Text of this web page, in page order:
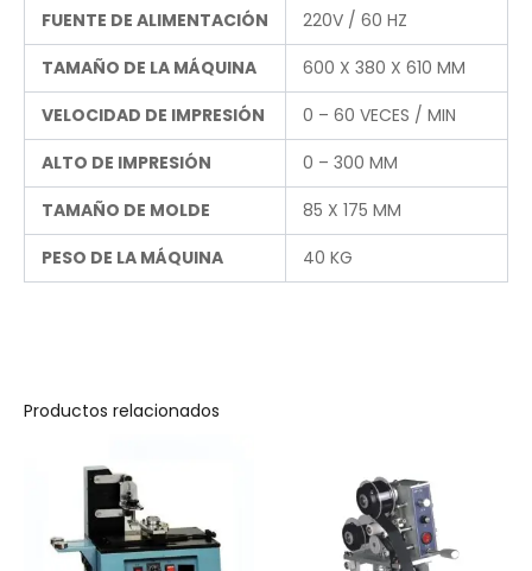
FUENTE DE ALIMENTACIÓN
220V / 60 HZ
TAMAÑO DE LA MÁQUINA
600 X 380 X 610 MM
VELOCIDAD DE IMPRESIÓN
0 – 60 VECES / MIN
ALTO DE IMPRESIÓN
0 – 300 MM
TAMAÑO DE MOLDE
85 X 175 MM
PESO DE LA MÁQUINA
40 KG
Productos relacionados